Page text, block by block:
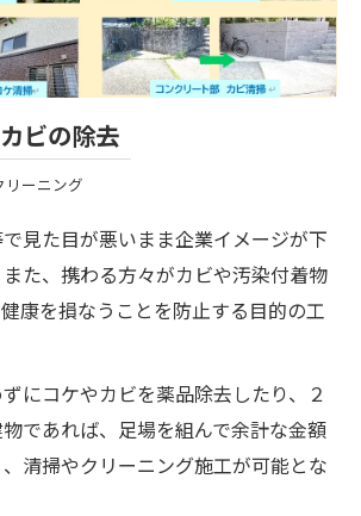
ビの除去
リーニング
見た目が悪いまま企業イメージが下
た、携わる方々がカビや汚染付着物
康を損なうことを防止する目的の工
にコケやカビを薬品除去したり、２
であれば、足場を組んで余計な金額
清掃やクリーニング施工が可能とな